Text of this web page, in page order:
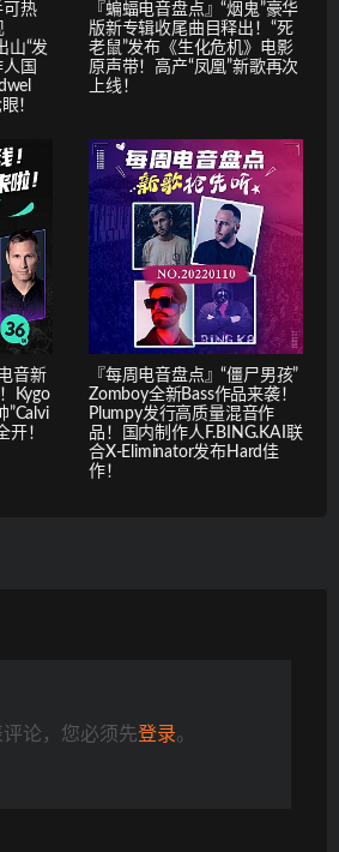
可热
山“发
国
！
『蝙蝠电音盘点』“烟鬼”豪华
版新专辑收尾曲目释出！“死
老鼠”发布《生化危机》电影
原声带！高产“凤凰”新歌再次
上线！
音新
Kygo
”Calvi
开！
『每周电音盘点』“僵尸男孩”
Zomboy全新Bass作品来袭！
Plumpy发行高质量混音作
品！国内制作人F.BING.KAI联
合X-Eliminator发布Hard佳
作！
评论，您必须先登录。